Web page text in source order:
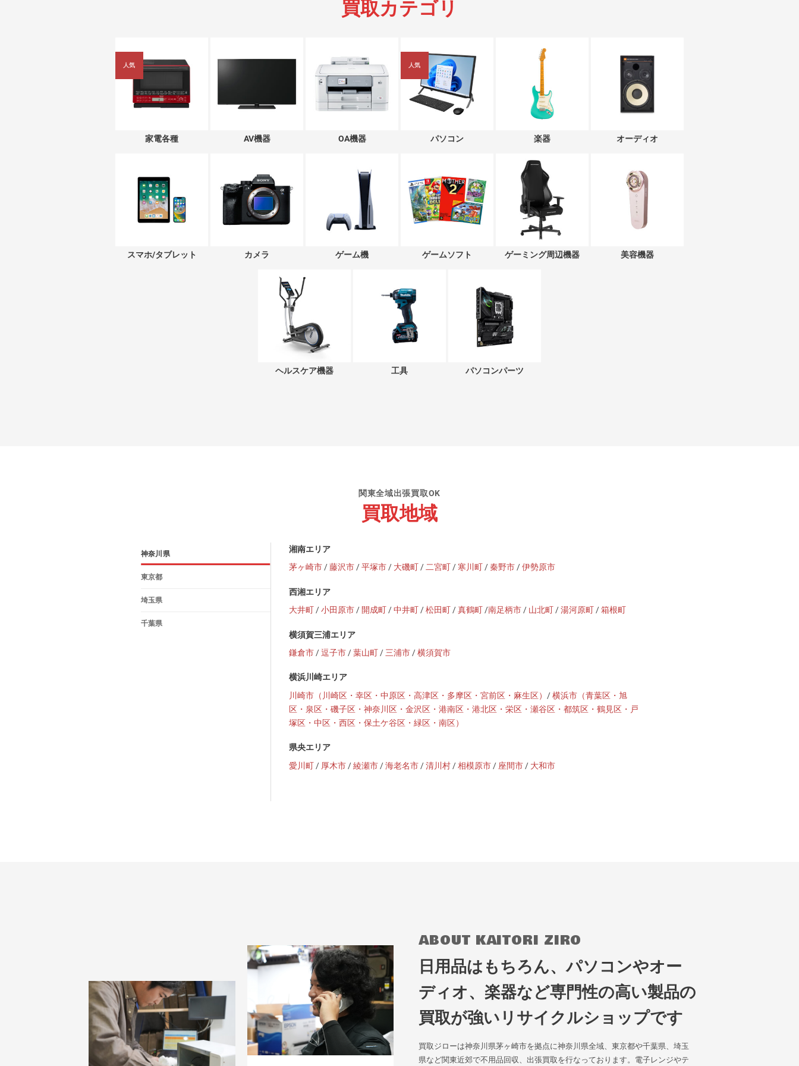
買取カテゴリ
人気
家電各種 AV機器 OA機器
人気
パソコン 楽器 オーディオ
スマホ/タブレット カメラ ゲーム機 ゲームソフト ゲーミング周辺機器 美容機器
ヘルスケア機器 工具 パソコンパーツ
関東全域出張買取OK
買取地域
神奈川県
東京都
埼玉県
千葉県
湘南エリア
茅ヶ崎市/藤沢市/平塚市/ 大磯町/二宮町/寒川町/秦野市/伊勢原市
西湘エリア
大井町/小田原市/ 開成町/中井町/松田町/真鶴町/南足柄市/ 山北町/湯河原町/箱根町
横須賀三浦エリア
鎌倉市/逗子市/葉山町/三浦市/横須賀市
横浜川崎エリア
川崎市（川崎区・幸区・中原区・高津区・多摩区・宮前区・麻生区） /横浜市（青葉区・旭
区・泉区・磯子区・神奈川区・金沢区・港南区・港北区・栄区・瀬谷区・都筑区・鶴見区・戸
塚区・中区・西区・保土ケ谷区・緑区・南区）
県央エリア
愛川町/ 厚木市/綾瀬市/海老名市/清川村/相模原市/ 座間市/ 大和市
ABOUT KAITORI ZIRO
日用品はもちろん、パソコンやオー
ディオ、楽器など専門性の高い製品の
買取が強いリサイクルショップです
買取ジローは神奈川県茅ヶ崎市を拠点に神奈川県全域、東京都や千葉県、埼玉
県など関東近郊で不用品回収、出張買取を行なっております。電子レンジやテ